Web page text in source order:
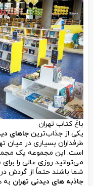
باغ کتاب تهران
یکی از جذاب‌ترین جاهای
طرفداران بسیاری در میان
است. این مجموعه یک
می‌توانید روزی عالی را
شما باشند حتماً از گردش
جاذبه های دیدنی تهران به